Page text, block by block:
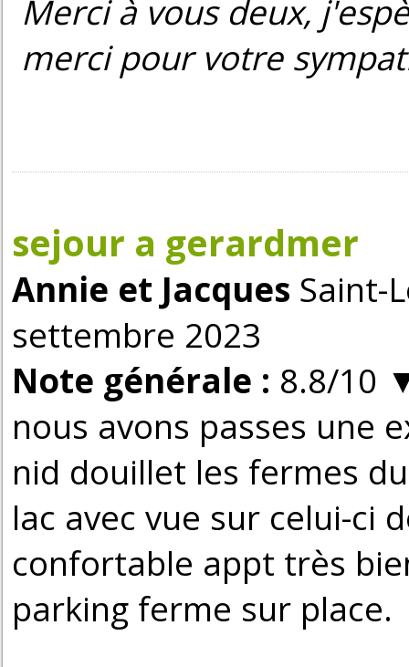
Merci à vous deux,
merci pour votre
sejour a gerardmer
Annie et Jacques Saint-
settembre 2023
Note générale : 8.8/10
nous avons passes une
nid douillet les fermes
lac avec vue sur celui-ci
confortable appt très
parking ferme sur place.